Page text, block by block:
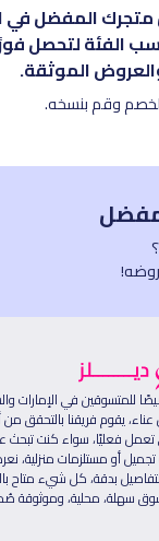
المفضل في
الفئة لتحصل
الموثقة.
وقم بنسخه.
للمتسوقين في الإمارات
يقوم فريقنا بالتحقق من
فعليًا، سواء كنت تبحث عن
تجميل أو مستلزمات
بدقة، كل شيء متاح
تسوق سهلة، محلية،